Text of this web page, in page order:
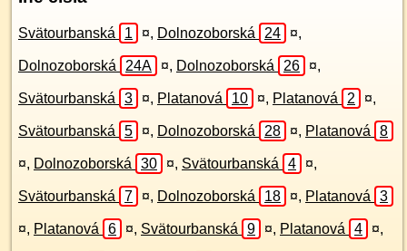
Svätourbanská 1 ¤, Dolnozoborská 24 ¤,
Dolnozoborská 24A ¤, Dolnozoborská 26 ¤,
Svätourbanská 3 ¤, Platanová 10 ¤, Platanová 2 ¤,
Svätourbanská 5 ¤, Dolnozoborská 28 ¤, Platanová 8
¤, Dolnozoborská 30 ¤, Svätourbanská 4 ¤,
Svätourbanská 7 ¤, Dolnozoborská 18 ¤, Platanová 3
¤, Platanová 6 ¤, Svätourbanská 9 ¤, Platanová 4 ¤,